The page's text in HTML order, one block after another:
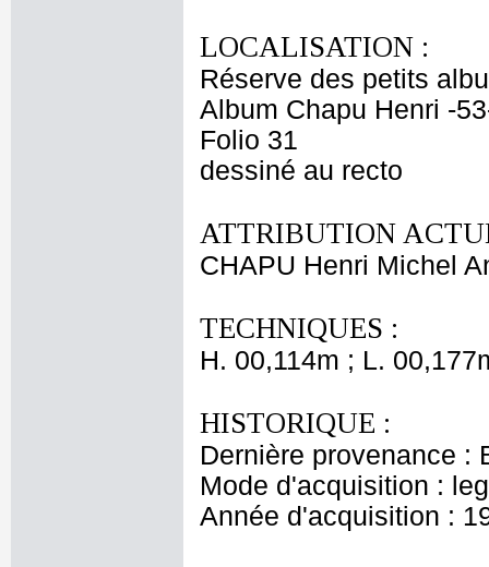
LOCALISATION :
Réserve des petits
Album Chapu Henri -
Folio 31
dessiné au recto
ATTRIBUTION
CHAPU Henri Michel
TECHNIQUES :
H. 00,114m ; L.
HISTORIQUE :
Dernière provenance :
Mode d'acquisition :
Année d'acquisition :